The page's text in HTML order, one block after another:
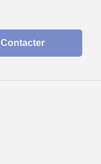
Contacter